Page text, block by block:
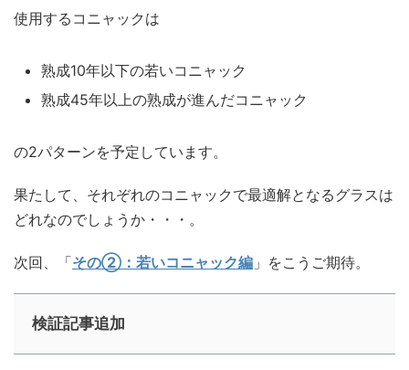
使用するコニャックは
熟成10年以下の若いコニャック
熟成45年以上の熟成が進んだコニャック
の2パターンを予定しています。
果たして、それぞれのコニャックで最適解となるグラスは
どれなのでしょうか・・・。
次回、「その②：若いコニャック編 」をこうご期待。
検証記事追加